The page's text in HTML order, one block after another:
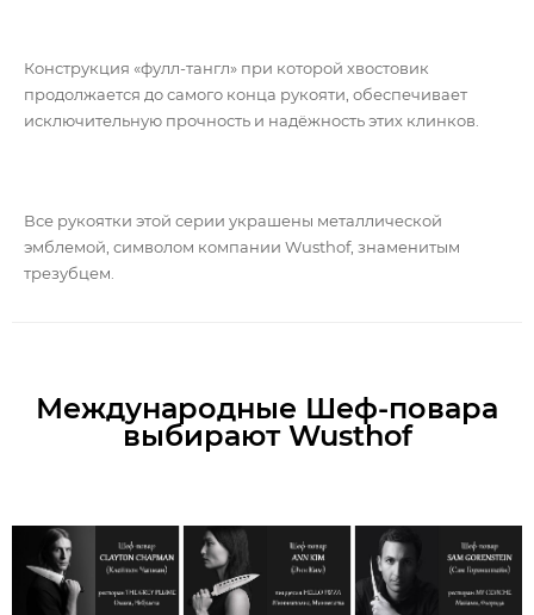
Конструкция «фулл-тангл» при которой хвостовик
продолжается до самого конца рукояти, обеспечивает
исключительную прочность и надёжность этих клинков.
Все рукоятки этой серии украшены металлической
эмблемой, символом компании Wusthof, знаменитым
трезубцем.
Международные Шеф-повара
выбирают Wusthof